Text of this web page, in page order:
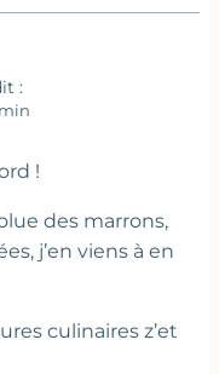
:
!
des marrons,
j’en viens à en
culinaires z’et